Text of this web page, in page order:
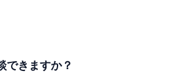
できますか？